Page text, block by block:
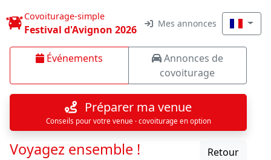
Covoiturage-simple
Festival d'Avignon 2026 Mes annonces
Événements
Annonces de
covoiturage
Préparer ma venue
Conseils pour votre venue · covoiturage en option
Voyagez ensemble ! Retour